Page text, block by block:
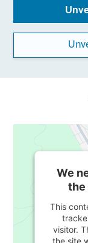
We
the
This
visitor.
the site